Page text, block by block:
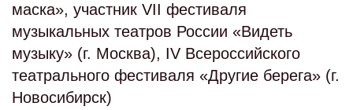
маска», участник VII фестиваля
музыкальных театров России «Видеть
музыку» (г. Москва), IV Всероссийского
театрального фестиваля «Другие берега» (г.
Новосибирск)